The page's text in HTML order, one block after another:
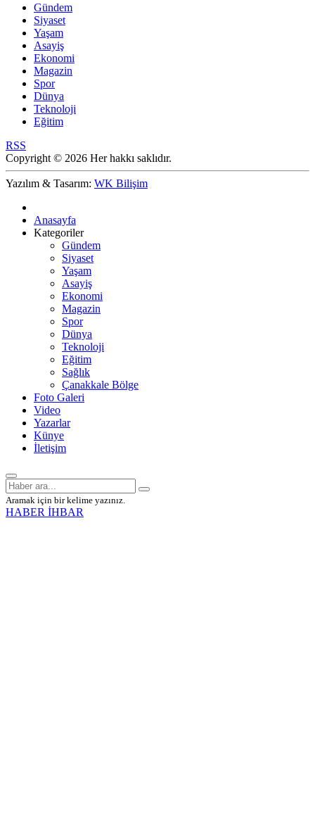
Gündem
Siyaset
Yaşam
Asayiş
Ekonomi
Magazin
Spor
Dünya
Teknoloji
Eğitim
RSS
Copyright © 2026 Her hakkı saklıdır.
Yazılım & Tasarım: WK Bilişim
Anasayfa
Kategoriler
Gündem
Siyaset
Yaşam
Asayiş
Ekonomi
Magazin
Spor
Dünya
Teknoloji
Eğitim
Sağlık
Çanakkale Bölge
Foto Galeri
Video
Yazarlar
Künye
İletişim
Aramak için bir kelime yazınız.
HABER İHBAR